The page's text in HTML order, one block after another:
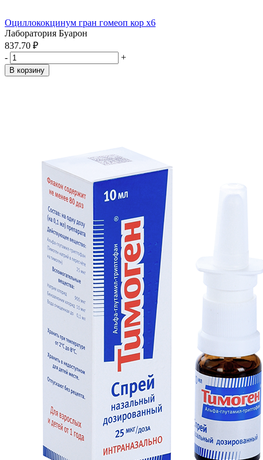
Оциллококцинум гран гомеоп кор x6
Лаборатория Буарон
837.70 ₽
-
+
В корзину